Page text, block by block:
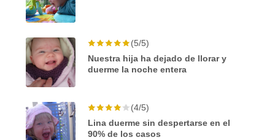
(5/5)
Nuestra hija ha dejado de llorar y
duerme la noche entera
(4/5)
Lina duerme sin despertarse en el
90% de los casos